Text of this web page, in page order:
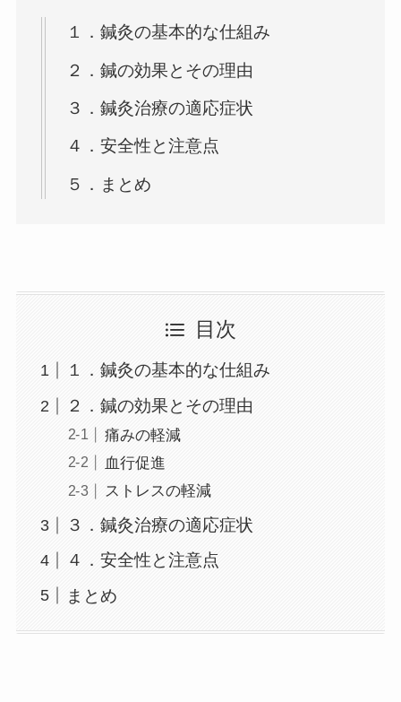
１．鍼灸の基本的な仕組み
２．鍼の効果とその理由
３．鍼灸治療の適応症状
４．安全性と注意点
５．まとめ
目次
１．鍼灸の基本的な仕組み
２．鍼の効果とその理由
痛みの軽減
血行促進
ストレスの軽減
３．鍼灸治療の適応症状
４．安全性と注意点
まとめ